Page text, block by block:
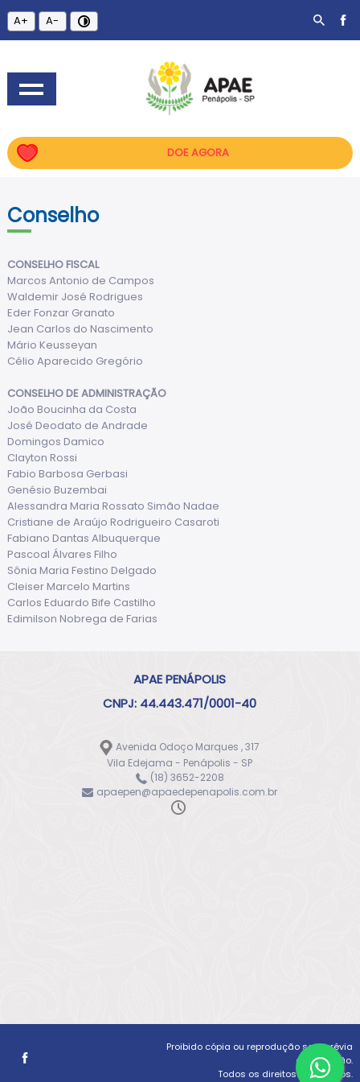
A+ A-
DOE AGORA
Conselho
CONSELHO FISCAL
Marcos Antonio de Campos
Waldemir José Rodrigues
Eder Fonzar Granato
Jean Carlos do Nascimento
Mário Keusseyan
Célio Aparecido Gregório
CONSELHO DE ADMINISTRAÇÃO
João Boucinha da Costa
José Deodato de Andrade
Domingos Damico
Clayton Rossi
Fabio Barbosa Gerbasi
Genésio Buzembai
Alessandra Maria Rossato Simão Nadae
Cristiane de Araújo Rodrigueiro Casaroti
Fabiano Dantas Albuquerque
Pascoal Álvares Filho
Sônia Maria Festino Delgado
Cleiser Marcelo Martins
Carlos Eduardo Bife Castilho
Edimilson Nobrega de Farias
APAE PENÁPOLIS
CNPJ: 44.443.471/0001-40
Avenida Odoço Marques , 317
Vila Edejama - Penápolis - SP
(18) 3652-2208
apaepen@apaedepenapolis.com.br
Proibido cópia ou reprodução sem prévia
autorização.
Todos os direitos reservados.